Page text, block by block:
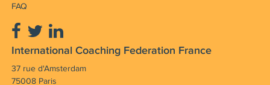
FAQ
International Coaching Federation France
37 rue d'Amsterdam
75008 Paris